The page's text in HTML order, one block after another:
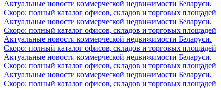
Актуальные новости коммерческой недвижимости Беларуси.
Скоро: полный каталог офисов, складов и торговых площадей
Актуальные новости коммерческой недвижимости Беларуси.
Скоро: полный каталог офисов, складов и торговых площадей
Актуальные новости коммерческой недвижимости Беларуси.
Скоро: полный каталог офисов, складов и торговых площадей
Актуальные новости коммерческой недвижимости Беларуси.
Скоро: полный каталог офисов, складов и торговых площадей
Актуальные новости коммерческой недвижимости Беларуси.
Скоро: полный каталог офисов, складов и торговых площадей